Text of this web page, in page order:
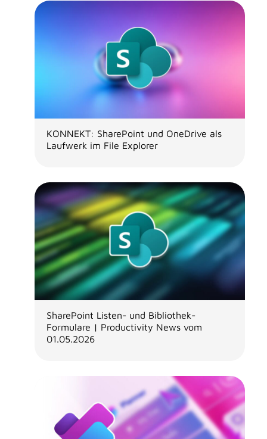
KONNEKT: SharePoint und OneDrive als
Laufwerk im File Explorer
SharePoint Listen- und Bibliothek-
Formulare | Productivity News vom
01.05.2026